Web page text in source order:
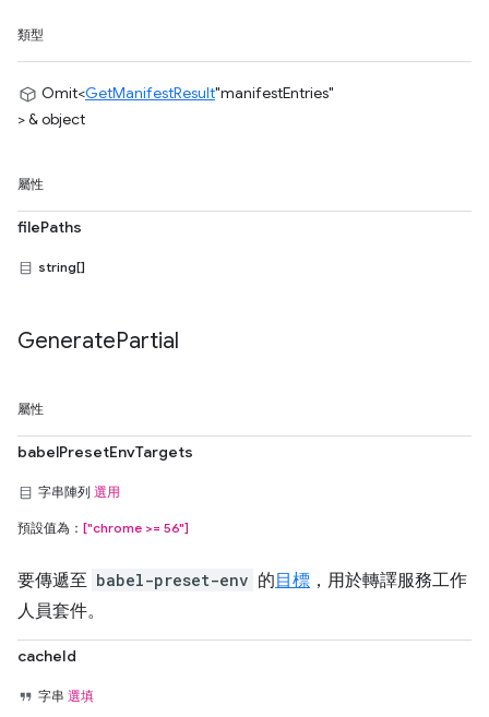
類型
Omit<GetManifestResult"manifestEntries"
> & object
屬性
filePaths
string[]
GeneratePartial
屬性
babelPresetEnvTargets
字串陣列 選用
預設值為： ["chrome >= 56"]
要傳遞至 babel-preset-env 的 目標 ，用於轉譯服務工作
人員套件。
cacheId
字串 選填